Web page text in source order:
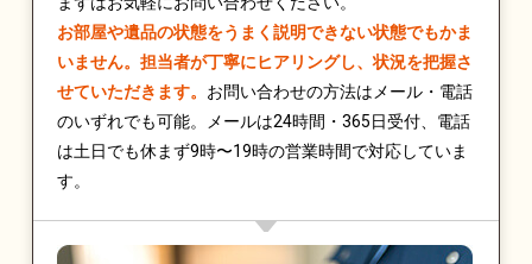
お部屋や遺品の状態をうまく説明できない状態でもかま
いません。担当者が丁寧にヒアリングし、状況を把握さ
せていただきます。 お問い合わせの方法はメール・電話
のいずれでも可能。メールは24時間・365日受付、電話
は土日でも休まず9時〜19時の営業時間で対応していま
す。